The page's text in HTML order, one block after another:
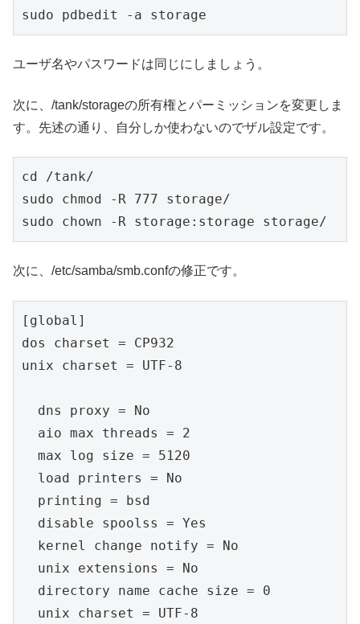
sudo pdbedit -a storage
ユーザ名やパスワードは同じにしましょう。
次に、/tank/storageの所有権とパーミッションを変更しま
す。先述の通り、自分しか使わないのでザル設定です。
cd /tank/
sudo chmod -R 777 storage/
sudo chown -R storage:storage storage/
次に、/etc/samba/smb.confの修正です。
[global]
dos charset = CP932
unix charset = UTF-8
  dns proxy = No
  aio max threads = 2
  max log size = 5120
  load printers = No
  printing = bsd
  disable spoolss = Yes
  kernel change notify = No
  unix extensions = No
  directory name cache size = 0
  unix charset = UTF-8